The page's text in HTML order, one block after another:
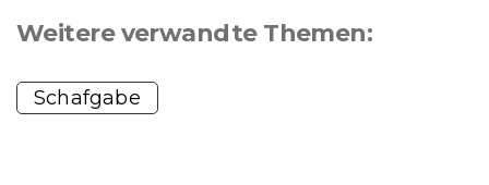
Weitere verwandte Themen:
Schafgabe